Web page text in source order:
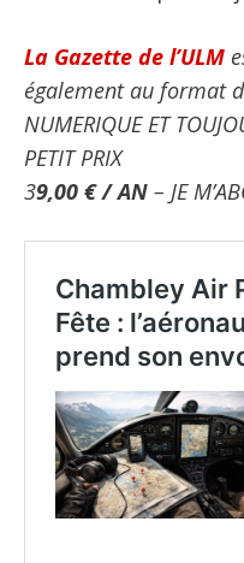
La Gazette de l’ULM
égalementau format
NUMERIQUE ET
PETIT PRIX
39,00 € / AN – JE